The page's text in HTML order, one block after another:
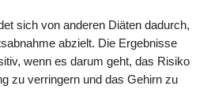
sich von anderen Diäten dadurch,
abzielt. Die Ergebnisse
wenn es darum geht, das Risiko
zu verringern und das Gehirn zu